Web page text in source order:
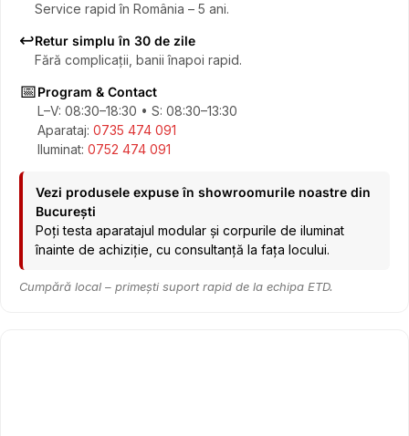
Service rapid în România – 5 ani.
↩️Retur simplu în 30 de zile
Fără complicații, banii înapoi rapid.
📅Program & Contact
L–V: 08:30–18:30 • S: 08:30–13:30
Aparataj: 0735 474 091
Iluminat: 0752 474 091
Vezi produsele expuse în showroomurile noastre din
București
Poți testa aparatajul modular și corpurile de iluminat
înainte de achiziție, cu consultanță la fața locului.
Cumpără local – primești suport rapid de la echipa ETD.